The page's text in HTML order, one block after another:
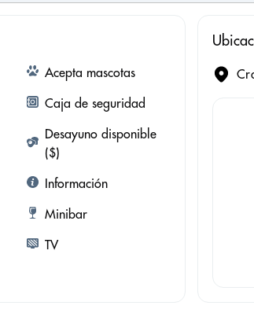
Acepta mascotas
Caja de seguridad
Desayuno disponible
($)
Información
Minibar
TV